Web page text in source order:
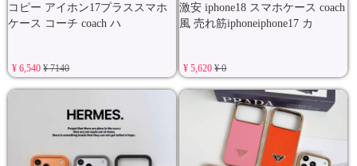
コピー アイホン17プラススマホ
ケース コーチ coach ハ
¥ 6,540¥ 7140
激安 iphone18 スマホケース coach
風 売れ筋iphoneiphone17 カ
¥ 5,620¥ 0